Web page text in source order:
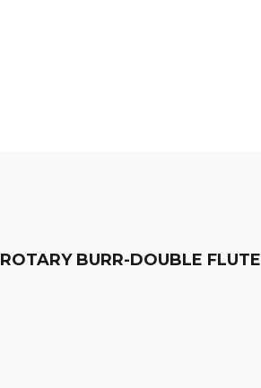
BURR-DOUBLE FLUTE